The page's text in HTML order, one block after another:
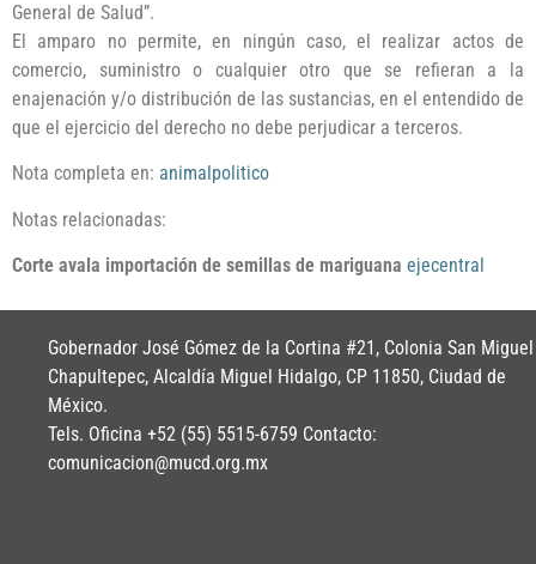
General de Salud”.
El amparo no permite, en ningún caso, el realizar actos de
comercio, suministro o cualquier otro que se refieran a la
enajenación y/o distribución de las sustancias, en el entendido de
que el ejercicio del derecho no debe perjudicar a terceros.
Nota completa en: animalpolitico
Notas relacionadas:
Corte avala importación de semillas de mariguana ejecentral
Gobernador José Gómez de la Cortina #21, Colonia San Miguel
Chapultepec, Alcaldía Miguel Hidalgo, CP 11850, Ciudad de
México.
Tels. Oficina +52 (55) 5515-6759 Contacto:
comunicacion@mucd.org.mx